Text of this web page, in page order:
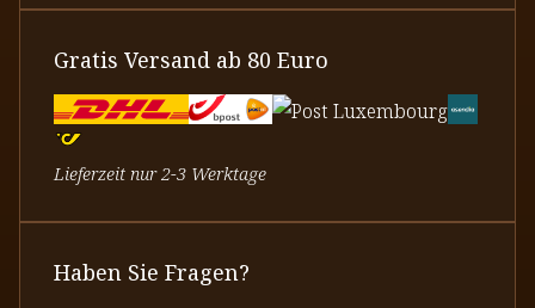
Gratis Versand ab 80 Euro
Lieferzeit nur 2-3 Werktage
Haben Sie Fragen?